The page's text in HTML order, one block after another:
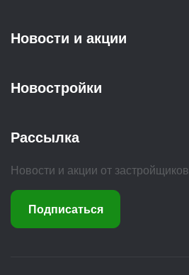
Новости и акции
Новостройки
Рассылка
Новости и акции от застройщиков
Подписаться